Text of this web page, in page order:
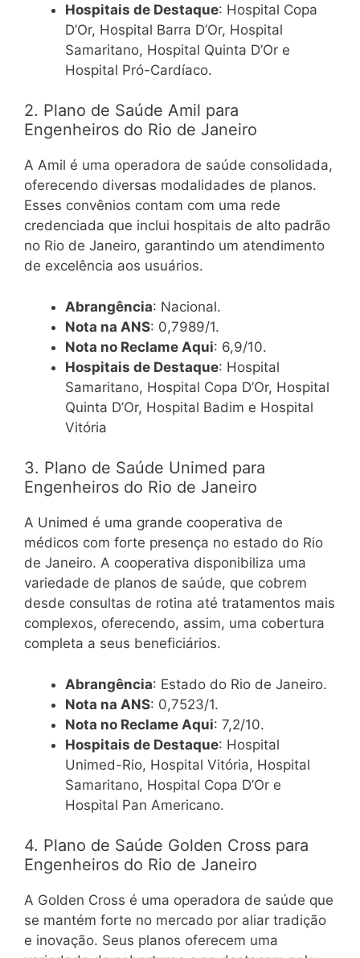
Hospitais de Destaque: Hospital Copa
D’Or, Hospital Barra D’Or, Hospital
Samaritano, Hospital Quinta D’Or e
Hospital Pró-Cardíaco.
2. Plano de Saúde Amil para
Engenheiros do Rio de Janeiro
A Amil é uma operadora de saúde consolidada,
oferecendo diversas modalidades de planos.
Esses convênios contam com uma rede
credenciada que inclui hospitais de alto padrão
no Rio de Janeiro, garantindo um atendimento
de excelência aos usuários.
Abrangência: Nacional.
Nota na ANS: 0,7989/1.
Nota no Reclame Aqui: 6,9/10.
Hospitais de Destaque: Hospital
Samaritano, Hospital Copa D’Or, Hospital
Quinta D’Or, Hospital Badim e Hospital
Vitória
3. Plano de Saúde Unimed para
Engenheiros do Rio de Janeiro
A Unimed é uma grande cooperativa de
médicos com forte presença no estado do Rio
de Janeiro. A cooperativa disponibiliza uma
variedade de planos de saúde, que cobrem
desde consultas de rotina até tratamentos mais
complexos, oferecendo, assim, uma cobertura
completa a seus beneficiários.
Abrangência: Estado do Rio de Janeiro.
Nota na ANS: 0,7523/1.
Nota no Reclame Aqui: 7,2/10.
Hospitais de Destaque: Hospital
Unimed-Rio, Hospital Vitória, Hospital
Samaritano, Hospital Copa D’Or e
Hospital Pan Americano.
4. Plano de Saúde Golden Cross para
Engenheiros do Rio de Janeiro
A Golden Cross é uma operadora de saúde que
se mantém forte no mercado por aliar tradição
e inovação. Seus planos oferecem uma